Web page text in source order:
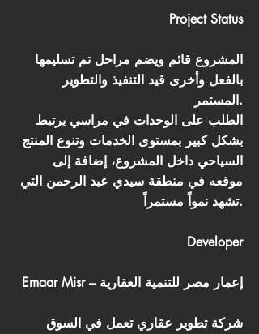
Project Status
المشروع قائم ويضم مراحل تم تسليمها
بالفعل وأخرى قيد التنفيذ والتطوير
المستمر.
الطلب على الوحدات في مراسي يرتبط
بشكل كبير بمستوى الخدمات وتنوع المنتج
السياحي داخل المشروع، إضافة إلى
موقعه في منطقة سيدي عبد الرحمن التي
تشهد نمواً مستمراً.
Developer
Emaar Misr – إعمار مصر للتنمية العقارية
شركة تطوير عقاري تعمل في السوق